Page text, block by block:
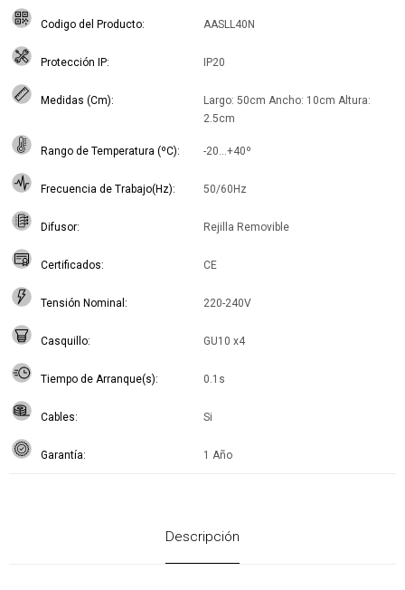
Codigo del Producto AASLL40N
Protección IP IP20
Medidas (Cm)
Largo: 50cm Ancho: 10cm Altura:
2.5cm
Rango de Temperatura (ºC) -20...+40º
Frecuencia de Trabajo(Hz) 50/60Hz
Difusor Rejilla Removible
Certificados CE
Tensión Nominal 220-240V
Casquillo GU10 x4
Tiempo de Arranque(s) 0.1s
Cables Si
Garantía 1 Año
Descripción